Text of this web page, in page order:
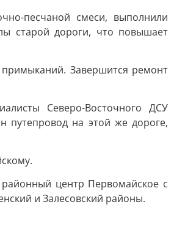
песчаной смеси, выполнили
старой дороги, что повышает
Завершится ремонт
Северо-Восточного ДСУ
путепровод на этой же дороге,
центр Первомайское с
и Залесовский районы.